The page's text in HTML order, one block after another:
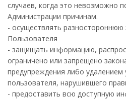
случаев, когда это невозможно
Администрации причинам.
- осуществлять разностороннюю
Пользователя
- защищать информацию,
ограничено или запрещено
предупреждения либо удалением
пользователя, нарушившего
- предоставить всю доступную